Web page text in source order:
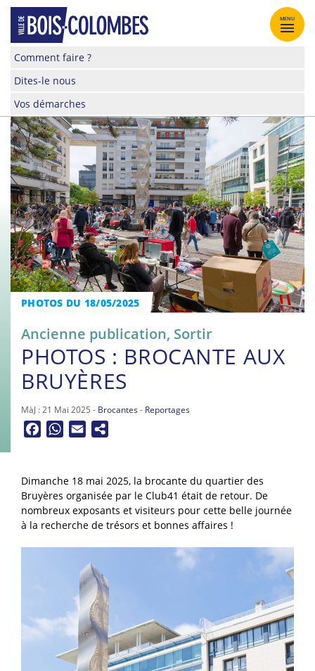
Skip
content
Site
de
la
de
Bois-
Colombes
Comment faire ?
Dites-le nous
Vos démarches
MENU
PHOTOS DU 18/05/2025
Ancienne publication, Sortir
PHOTOS : BROCANTE AUX
BRUYÈRES
MàJ : 21 Mai 2025 - Brocantes- Reportages
FacebookWhatsApp
Email
Dimanche 18 mai 2025, la brocante du quartier des
Bruyères organisée par le Club41 était de retour. De
nombreux exposants et visiteurs pour cette belle journée
à la recherche de trésors et bonnes affaires !